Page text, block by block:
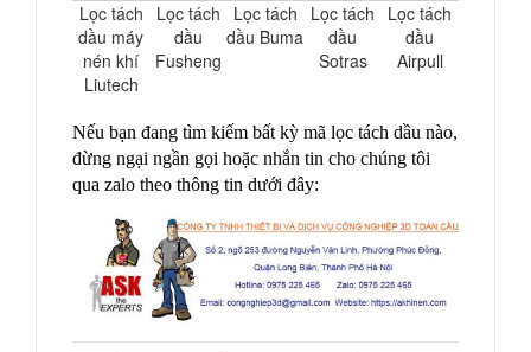
Lọc tách
dầu máy
nén khí
Liutech
Lọc tách
dầu
Fusheng
Lọc tách
dầu Buma
Lọc tách
dầu
Sotras
Lọc tách
dầu
Airpull
Nếu bạn đang tìm kiếm bất kỳ mã lọc tách dầu nào,
đừng ngại ngần gọi hoặc nhắn tin cho chúng tôi
qua zalo theo thông tin dưới đây: